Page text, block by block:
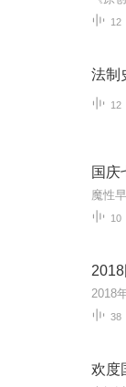
12
法制
12
国庆
魔性
10
38
欢度